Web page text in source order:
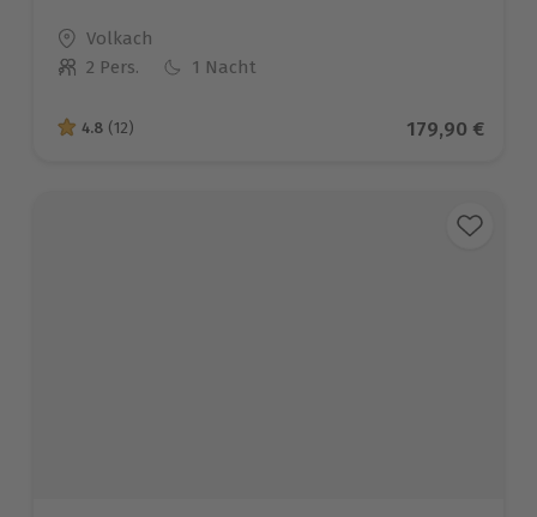
Standort
Volkach
Anzahl der Teilnehmer
2 Pers. 1 Nacht
4.8 von 5 Sternen basierend auf 12 Bewertungen
4.8 (12) Aktueller
179,90 €